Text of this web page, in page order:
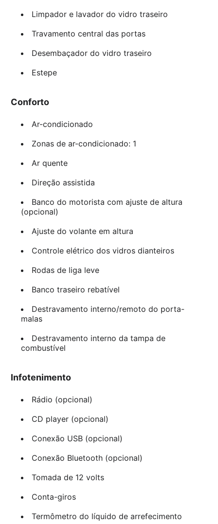
Limpador e lavador do vidro traseiro
Travamento central das portas
Desembaçador do vidro traseiro
Estepe
Conforto
Ar-condicionado
Zonas de ar-condicionado: 1
Ar quente
Direção assistida
Banco do motorista com ajuste de altura
(opcional)
Ajuste do volante em altura
Controle elétrico dos vidros dianteiros
Rodas de liga leve
Banco traseiro rebatível
Destravamento interno/remoto do porta-
malas
Destravamento interno da tampa de
combustível
Infotenimento
Rádio (opcional)
CD player (opcional)
Conexão USB (opcional)
Conexão Bluetooth (opcional)
Tomada de 12 volts
Conta-giros
Termômetro do líquido de arrefecimento